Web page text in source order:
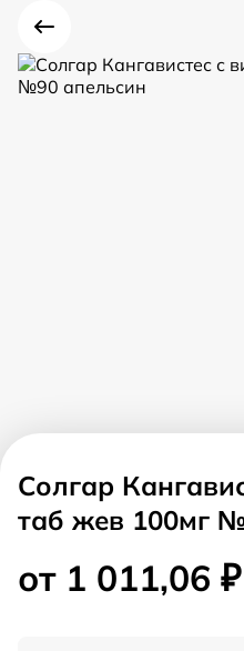
Солгар
таб жев 100мг
от 1 011,06 ₽